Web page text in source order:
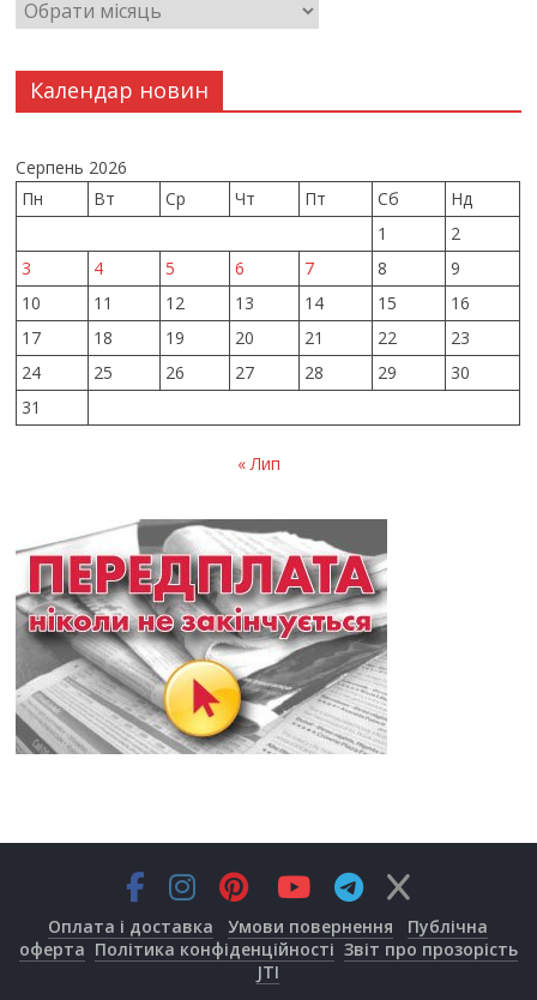
Календар новин
Серпень 2026
Пн
Вт Ср Чт Пт Сб
Нд
1
2
3
4 5 6 7 8
9
10
11 12 13 14 15
16
17
18 19 20 21 22
23
24
25 26 27 28 29
30
31
« Лип
Оплата і доставка Умови повернення
Публічна
оферта Політика конфіденційності Звіт про прозорість
JTI